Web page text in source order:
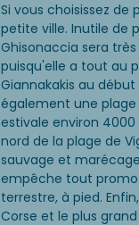
Si vous choisissez
petite ville. Inutile de
Ghisonaccia sera
puisqu'elle a tout au
Giannakakis au
également une
estivale environ
nord de la plage de
sauvage et
empêche tout
terrestre, à pied.
Corse et le plus